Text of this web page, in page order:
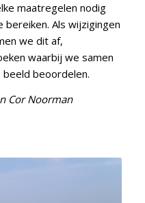
maatregelen nodig
Als wijzigingen
we dit af,
waarbij we samen
beoordelen.
Cor Noorman